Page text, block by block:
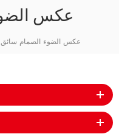
عكس
عكس الضوء الصمام سائق